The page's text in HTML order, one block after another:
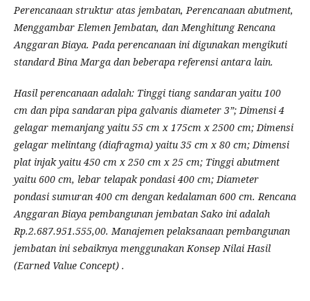
Perencanaan struktur atas jembatan, Perencanaan abutment,
Menggambar Elemen Jembatan, dan Menghitung Rencana
Anggaran Biaya. Pada perencanaan ini digunakan mengikuti
standard Bina Marga dan beberapa referensi antara lain.
Hasil perencanaan adalah: Tinggi tiang sandaran yaitu 100
cm dan pipa sandaran pipa galvanis diameter 3”; Dimensi 4
gelagar memanjang yaitu 55 cm x 175cm x 2500 cm; Dimensi
gelagar melintang (diafragma) yaitu 35 cm x 80 cm; Dimensi
plat injak yaitu 450 cm x 250 cm x 25 cm; Tinggi abutment
yaitu 600 cm, lebar telapak pondasi 400 cm; Diameter
pondasi sumuran 400 cm dengan kedalaman 600 cm. Rencana
Anggaran Biaya pembangunan jembatan Sako ini adalah
Rp.2.687.951.555,00. Manajemen pelaksanaan pembangunan
jembatan ini sebaiknya menggunakan Konsep Nilai Hasil
(Earned Value Concept) .